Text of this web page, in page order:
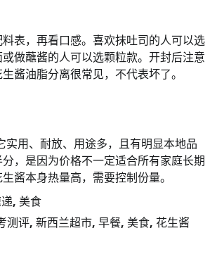
表，再看口感。喜欢抹吐司的人可以选
做蘸酱的人可以选颗粒款。开封后注意
酱油脂分离很常见，不代表坏了。
实用、耐放、用途多，且有明显本地品
，是因为价格不一定适合所有家庭长期
酱本身热量高，需要控制份量。
, 美食
测评, 新西兰超市, 早餐, 美食, 花生酱